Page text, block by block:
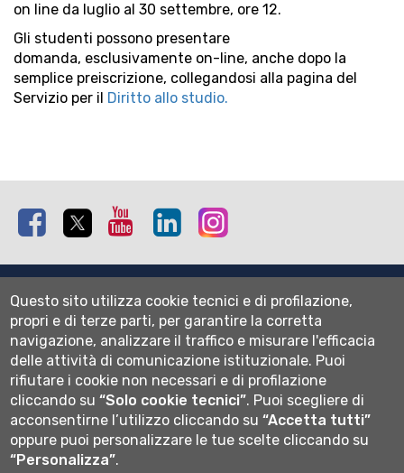
on line da luglio al 30 settembre, ore 12.
Gli studenti possono presentare
domanda, esclusivamente on-line, anche dopo la
semplice preiscrizione, collegandosi alla pagina del
Servizio per il Diritto allo studio.
Facebook Twitter Youtube Linkedin
Mappa del sito
Normativa cookie
Informativa privacy
Cookie settings
Wi-fi
Webmail
Questo sito utilizza cookie tecnici e di profilazione,
propri e di terze parti, per garantire la corretta
navigazione, analizzare il traffico e misurare l'efficacia
delle attività di comunicazione istituzionale. Puoi
rifiutare i cookie non necessari e di profilazione
cliccando su“Solo cookie tecnici”. Puoi scegliere di
acconsentirne l’utilizzo cliccando su“Accetta tutti”
oppure puoi personalizzare le tue scelte cliccando su
“Personalizza”.